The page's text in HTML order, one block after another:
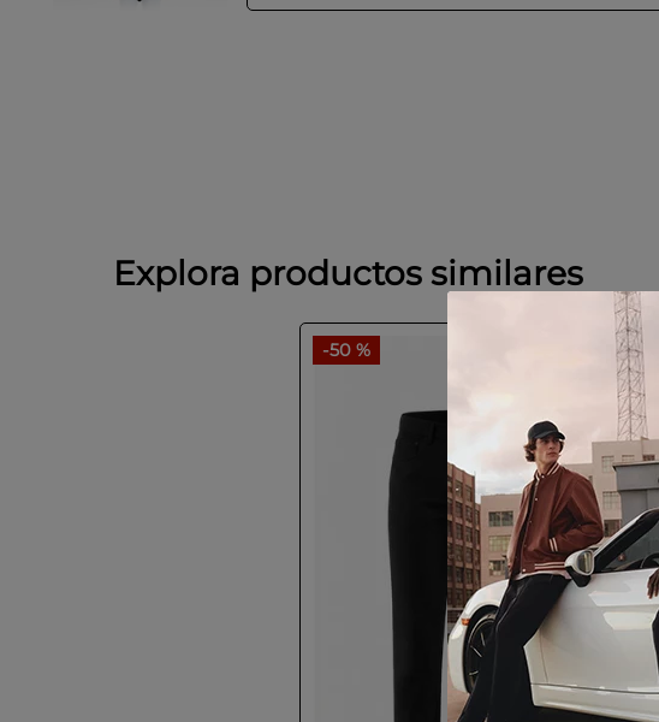
Explora productos similares
-50 %